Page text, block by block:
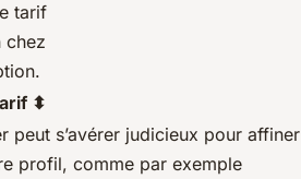
tarif
chez
⬍
peut s’avérer judicieux pour affiner
profil, comme par exemple